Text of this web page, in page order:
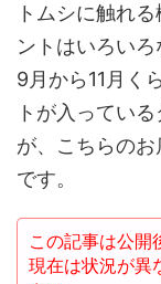
トムシに触れ
ントはいろいろ
9月から11月く
トが入ってい
が、こちらの
です。
この記事は公開
現在は状況が異